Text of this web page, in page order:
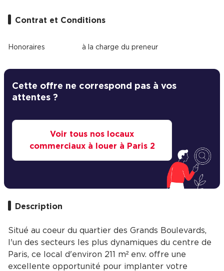
Contrat et Conditions
Honoraires à la charge du preneur
Cette offre ne correspond pas à vos
attentes ?
Voir tous nos locaux
commerciaux à louer à Paris 2
Description
Situé au coeur du quartier des Grands Boulevards,
l'un des secteurs les plus dynamiques du centre de
Paris, ce local d'environ 211 m² env. offre une
excellente opportunité pour implanter votre